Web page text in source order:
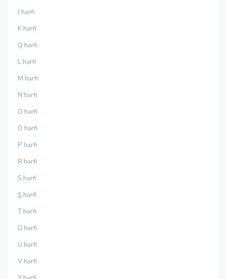
J hərfi
K hərfi
Q hərfi
L hərfi
M hərfi
N hərfi
O hərfi
Ö hərfi
P hərfi
R hərfi
S hərfi
Ş hərfi
T hərfi
U hərfi
Ü hərfi
V hərfi